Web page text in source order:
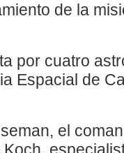
de la
por cuatro
Espacial de
el